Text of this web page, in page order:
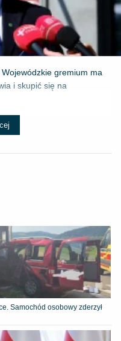
gremium ma
i skupić się na
Samochód osobowy zderzył